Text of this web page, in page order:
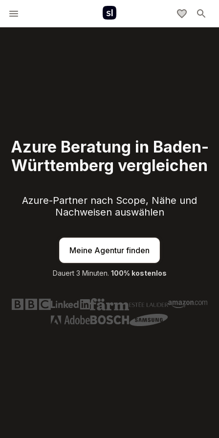
Azure Beratung in Baden-
Württemberg vergleichen
Azure-Partner nach Scope, Nähe und
Nachweisen auswählen
Meine Agentur finden
Dauert 3 Minuten. 100% kostenlos